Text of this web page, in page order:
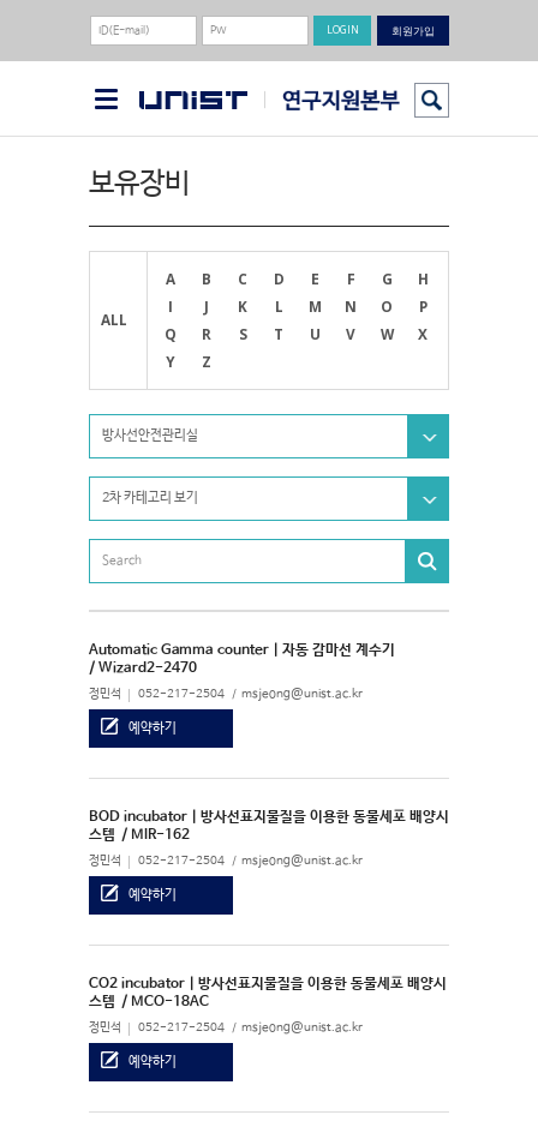
회원가입
보유장비
ALL
A B C D E F G
H
I
J K L M N O
P
Q
R S T U V W
X
Y
Z
방사선안전관리실
2차 카테고리 보기
Automatic Gamma counter | 자동 감마선 계수기
/ Wizard2-2470
정민석 052-217-2504 msjeong@unist.ac.kr
예약하기
BOD incubator | 방사선표지물질을 이용한 동물세포 배양시
스템 / MIR-162
정민석 052-217-2504 msjeong@unist.ac.kr
예약하기
CO2 incubator | 방사선표지물질을 이용한 동물세포 배양시
스템 / MCO-18AC
정민석 052-217-2504 msjeong@unist.ac.kr
예약하기